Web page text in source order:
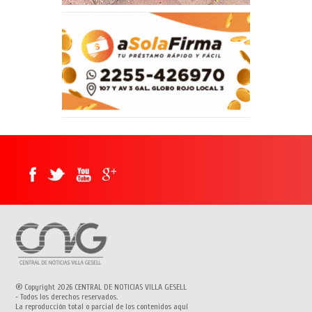
® Copyright 2026 CENTRAL DE NOTICIAS VILLA GESELL
- Todos los derechos reservados.
La reproducción total o parcial de los contenidos aquí